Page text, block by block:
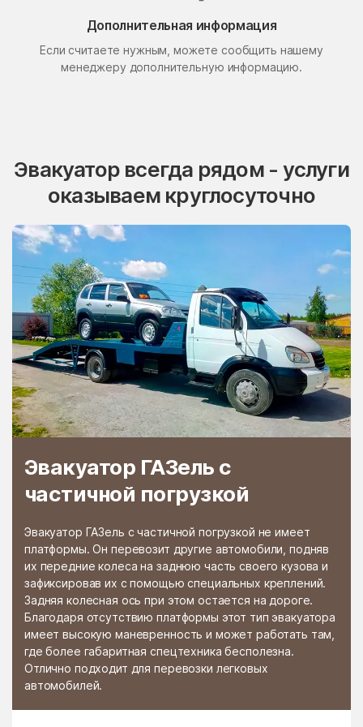
Дополнительная информация
Если считаете нужным, можете сообщить нашему
менеджеру дополнительную информацию.
Эвакуатор всегда рядом - услуги
оказываем круглосуточно
Эвакуатор ГАЗель с
частичной погрузкой
Эвакуатор ГАЗель с частичной погрузкой не имеет
платформы. Он перевозит другие автомобили, подняв
их передние колеса на заднюю часть своего кузова и
зафиксировав их с помощью специальных креплений.
Задняя колесная ось при этом остается на дороге.
Благодаря отсутствию платформы этот тип эвакуатора
имеет высокую маневренность и может работать там,
где более габаритная спецтехника бесполезна.
Отлично подходит для перевозки легковых
автомобилей.
Поселок Свиблово Поселок Сосновка
посёлок станции
Бронницы
Поселок Терехово
Пролетарский Протвино
Пуршево Путилково
Пушкино
Пышлицы
Радужный Радумля
Развилка Район Аэропорт
Раменки Раменское
Раменской
агрохимстанции РАОС
Растуново
Ратчино Рахманово
Реутово Речицы
Решетниково Решоткино
Ржавки Рогачёво
Роговское Поселение Родники
Рождествено Ромашково
Рошаль Руза
Румянцево Рыбное
Рыболово Рылеево